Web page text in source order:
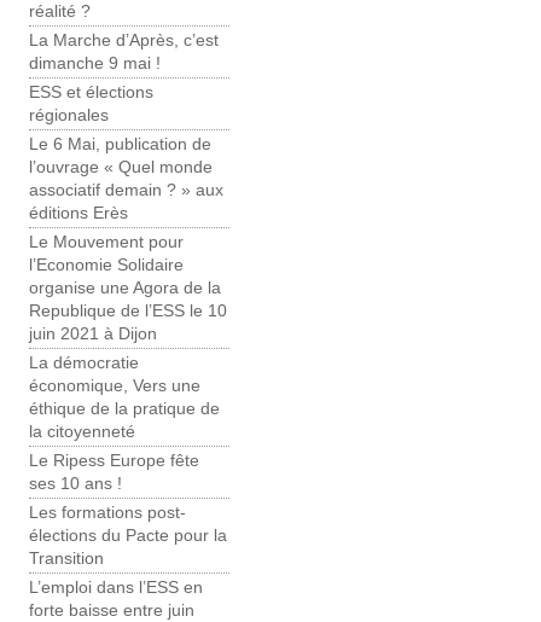
réalité ?
La Marche d’Après, c’est
dimanche 9 mai !
ESS et élections
régionales
Le 6 Mai, publication de
l’ouvrage « Quel monde
associatif demain ? » aux
éditions Erès
Le Mouvement pour
l’Economie Solidaire
organise une Agora de la
Republique de l’ESS le 10
juin 2021 à Dijon
La démocratie
économique, Vers une
éthique de la pratique de
la citoyenneté
Le Ripess Europe fête
ses 10 ans !
Les formations post-
élections du Pacte pour la
Transition
L’emploi dans l’ESS en
forte baisse entre juin